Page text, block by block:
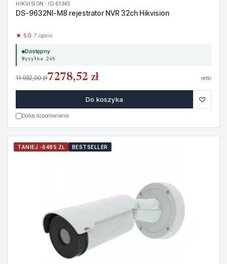
HIKVISION · ID 61345
DS-9632NI-M8 rejestrator NVR 32ch Hikvision
★ 5.0· 7 opinii
Dostępny
Wysyłka 24h
11 932,00 zł7278,52 zł netto
Do koszyka ♡
Dodaj do porównania
TANIEJ -6485 ZŁ BESTSELLER